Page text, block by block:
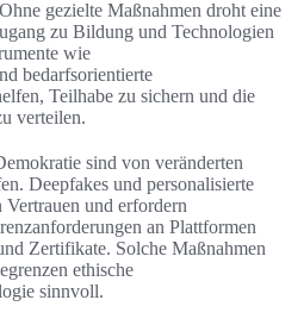
gezielte Maßnahmen droht eine
zu Bildung und Technologien
wie
bedarfsorientierte
Teilhabe zu sichern und die
verteilen.
sind von veränderten
Deepfakes und personalisierte
und erfordern
an Plattformen
Zertifikate. Solche Maßnahmen
ethische
sinnvoll.